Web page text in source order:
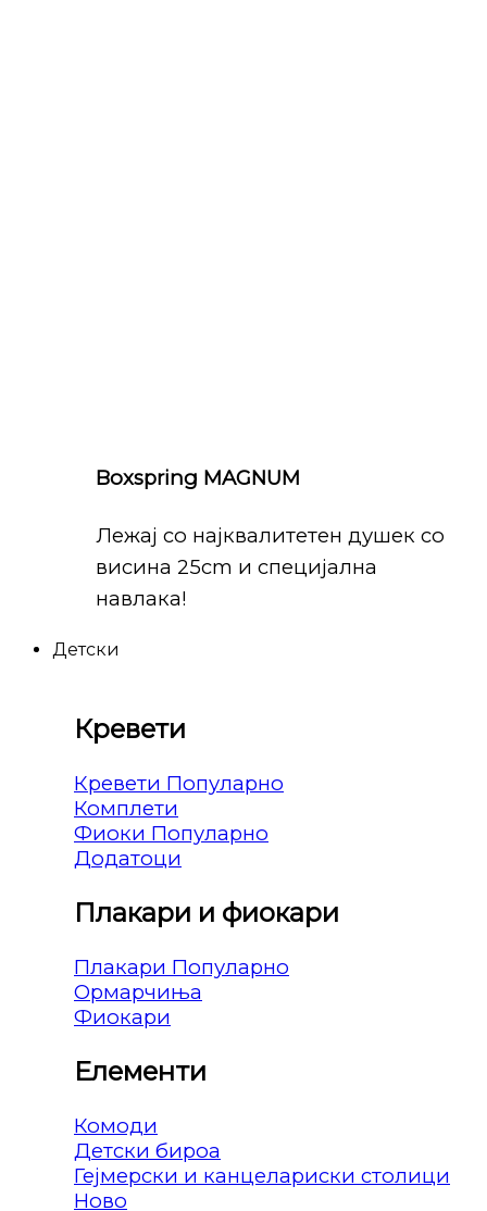
Boxspring MAGNUM
Лежај со најквалитетен душек со
висина 25cm и специјална
навлака!
Детски
Кревети
Кревети
Комплети
Фиоки
Додатоци
Плакари и фиокари
Плакари
Ормарчиња
Фиокари
Елементи
Комоди
Детски бироа
Гејмерски и канцелариски столици